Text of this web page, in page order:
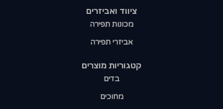
קטגוריות מוצרים​
בדים
מחוכים
ציווד ואביזרים
מכונות תפירה
אביזרי תפירה